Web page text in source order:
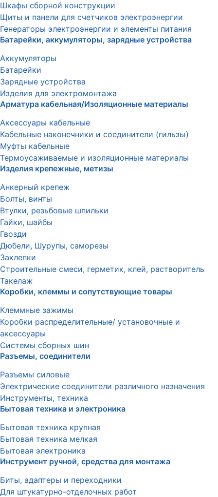
Шкафы сборной конструкции
Щиты и панели для счетчиков электроэнергии
Генераторы электроэнергии и элементы питания
Батарейки, аккумуляторы, зарядные устройства
Аккумуляторы
Батарейки
Зарядные устройства
Изделия для электромонтажа
Арматура кабельная/Изоляционные материалы
Аксессуары кабельные
Кабельные наконечники и соединители (гильзы)
Муфты кабельные
Термоусаживаемые и изоляционные материалы
Изделия крепежные, метизы
Анкерный крепеж
Болты, винты
Втулки, резьбовые шпильки
Гайки, шайбы
Гвозди
Дюбели, Шурупы, саморезы
Заклепки
Строительные смеси, герметик, клей, растворитель
Такелаж
Коробки, клеммы и сопутствующие товары
Клеммные зажимы
Коробки распределительные/ установочные и
аксессуары
Системы сборных шин
Разъемы, соединители
Разъемы силовые
Электрические соединители различного назначения
Инструменты, техника
Бытовая техника и электроника
Бытовая техника крупная
Бытовая техника мелкая
Бытовая электроника
Инструмент ручной, средства для монтажа
Биты, адаптеры и переходники
Для штукатурно-отделочных работ